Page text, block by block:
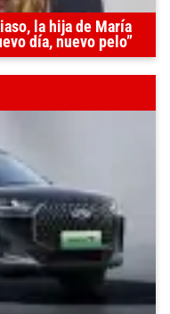
la hija de María
día, nuevo pelo”